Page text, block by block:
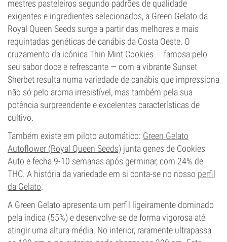
mestres pasteleiros segundo padrões de qualidade
exigentes e ingredientes selecionados, a Green Gelato da
Royal Queen Seeds surge a partir das melhores e mais
requintadas genéticas de canábis da Costa Oeste. O
cruzamento da icónica Thin Mint Cookies — famosa pelo
seu sabor doce e refrescante — com a vibrante Sunset
Sherbet resulta numa variedade de canábis que impressiona
não só pelo aroma irresistível, mas também pela sua
potência surpreendente e excelentes características de
cultivo.
Também existe em piloto automático: Green Gelato
Autoflower (Royal Queen Seeds) junta genes de Cookies
Auto e fecha 9-10 semanas após germinar, com 24% de
THC. A história da variedade em si conta-se no nosso perfil
da Gelato.
A Green Gelato apresenta um perfil ligeiramente dominado
pela indica (55%) e desenvolve-se de forma vigorosa até
atingir uma altura média. No interior, raramente ultrapassa